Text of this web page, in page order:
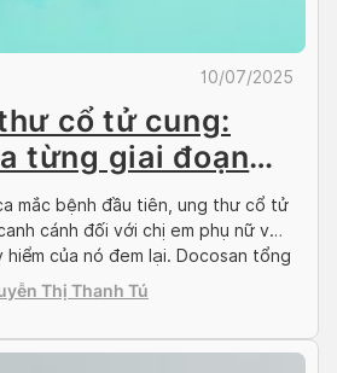
10/07/2025
cổ tử cung:
từng giai đoạn
mắc bệnh đầu tiên, ung thư cổ tử
cánh đối với chị em phụ nữ về
của nó đem lại. Docosan tổng
cách phòng tránh và điều trị ung
Thị Thanh Tú